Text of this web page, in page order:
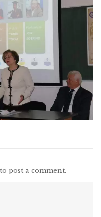
to post a comment.